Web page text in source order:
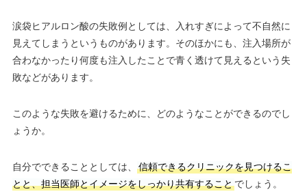
涙袋ヒアルロン酸の失敗例としては、入れすぎによって不自然に
見えてしまうというものがあります。そのほかにも、注入場所が
合わなかったり何度も注入したことで青く透けて見えるという失
敗などがあります。
このような失敗を避けるために、どのようなことができるのでし
ょうか。
自分でできることとしては、
信頼できるクリニックを見つけるこ
とと、担当医師とイメージをしっかり共有することでしょう。